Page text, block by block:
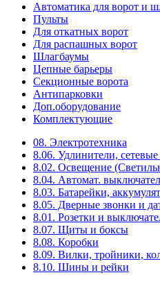
Автоматика для ворот и
Пульты
Для откатных ворот
Для распашных ворот
Шлагбаумы
Цепные барьеры
Секционные ворота
Антипарковки
Доп.оборудование
Комплектующие
08. Электротехника
8.06. Удлинители,
8.02. Освещение
8.04. Автомат.
8.03. Батарейки,
8.05. Дверные звонки и
8.01. Розетки и
8.07. Щиты и боксы
8.08. Коробки
8.09. Вилки, тройники,
8.10. Шины и рейки